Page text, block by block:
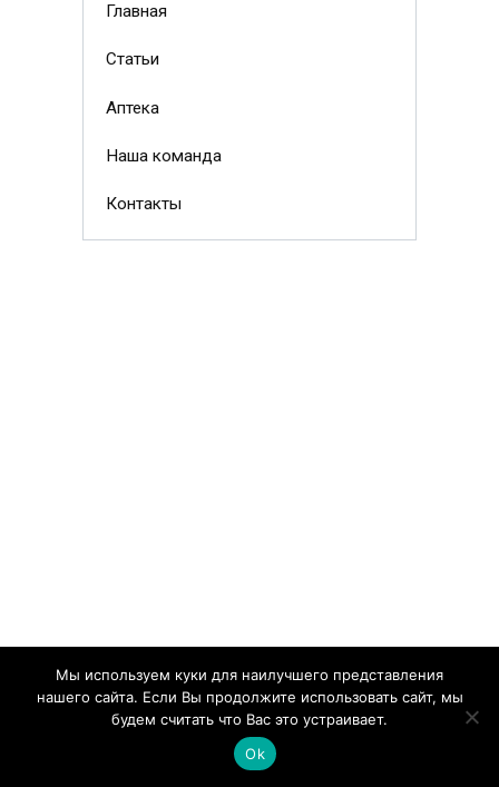
Главная
Статьи
Аптека
Наша команда
Контакты
Вам также может понравиться
Мы используем куки для наилучшего представления
нашего сайта. Если Вы продолжите использовать сайт, мы
будем считать что Вас это устраивает.
Ok